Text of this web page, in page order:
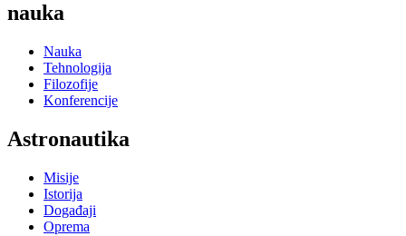
nauka
Nauka
Tehnologija
Filozofije
Konferencije
Astronautika
Misije
Istorija
Događaji
Oprema